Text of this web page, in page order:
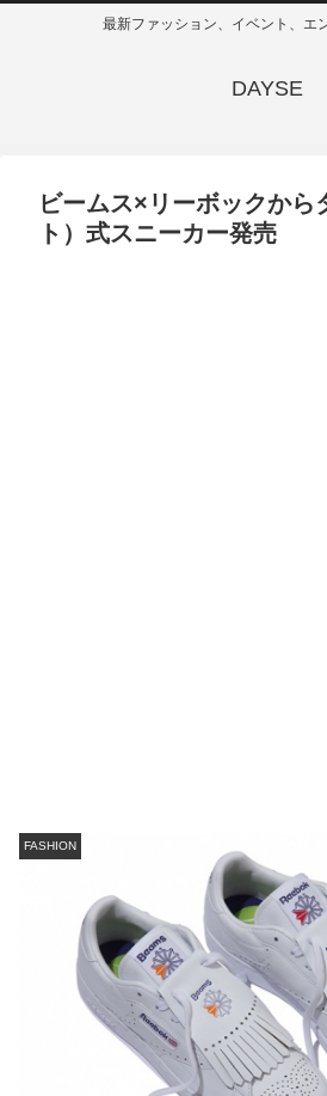
最新ファッション、イベント、エ
DAYSE
ビームス×リーボックから
ト）式スニーカー発売
FASHION